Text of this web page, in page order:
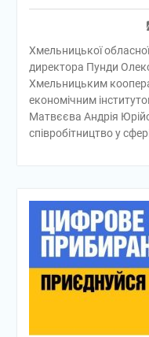
Хмельницької обласної
директора Пунди
Хмельницьким
економічним
Матвєєва Андрія
співробітництво у